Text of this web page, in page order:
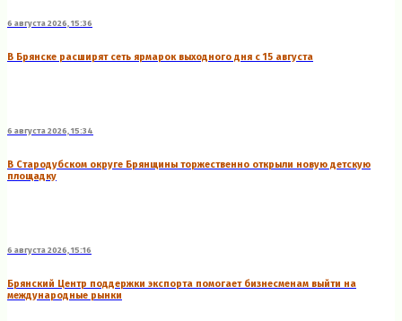
6 августа 2026, 15:36
В Брянске расширят сеть ярмарок выходного дня с 15 августа
6 августа 2026, 15:34
В Стародубском округе Брянщины торжественно открыли новую детскую
площадку
6 августа 2026, 15:16
Брянский Центр поддержки экспорта помогает бизнесменам выйти на
международные рынки